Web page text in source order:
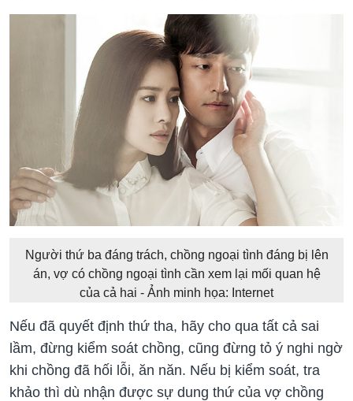
Người thứ ba đáng trách, chồng ngoại tình đáng bị lên
án, vợ có chồng ngoại tình cần xem lại mối quan hệ
của cả hai - Ảnh minh họa: Internet
Nếu đã quyết định thứ tha, hãy cho qua tất cả sai
lầm, đừng kiểm soát chồng, cũng đừng tỏ ý nghi ngờ
khi chồng đã hối lỗi, ăn năn. Nếu bị kiểm soát, tra
khảo thì dù nhận được sự dung thứ của vợ chồng